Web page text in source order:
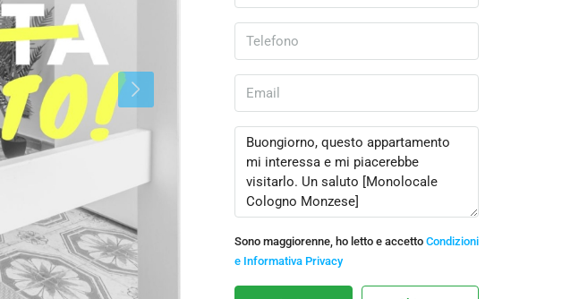
Sono maggiorenne, ho letto e accetto Condizioni
e Informativa Privacy